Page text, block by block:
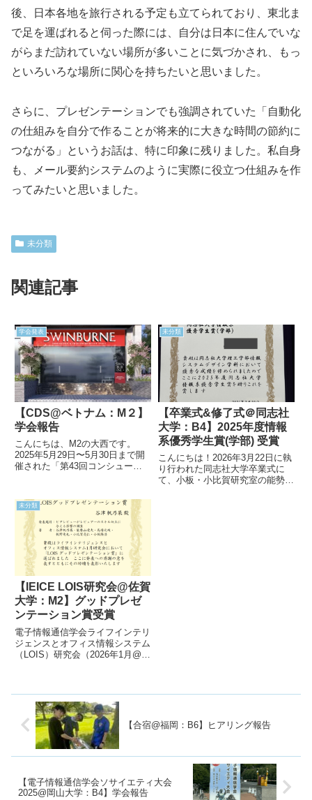
後、日本各地を旅行される予定も立てられており、東北ま
で足を運ばれると伺った際には、自分は日本に住んでいな
がらまだ訪れていない場所が多いことに気づかされ、もっ
といろいろな場所に関心を持ちたいと思いました。
さらに、プレゼンテーションでも強調されていた「自動化
の仕組みを自分で作ることが将来的に大きな時間の節約に
つながる」というお話は、特に印象に残りました。私自身
も、メール要約システムのように実際に役立つ仕組みを作
ってみたいと思いました。
未分類
関連記事
学会発表
【CDS@ベトナム：M２】
学会報告
こんにちは、M2の大西です。
2025年5月29日〜5月30日まで開
催された「第43回コンシュー
ましたので、今回はその学会報告
になります。会場は、ベトナムの
ハノイにある SWI...
未分類
【卒業式&修了式＠同志社
大学：B4】2025年度情報
系優秀学生賞(学部) 受賞
こんにちは！2026年3月22日に執
り行われた同志社大学卒業式に
て、小板・小比賀研究室の能勢
未分類
【IEICE LOIS研究会@佐賀
大学：M2】グッドプレゼ
ンテーション賞受賞
電子情報通信学会ライフインテリ
ジェンスとオフィス情報システム
（LOIS）研究会（2026年1月@佐
響の調査」というレビ...
【合宿@福岡：B6】ヒアリング報告
【電子情報通信学会ソサイエティ大会
2025@岡山大学：B4】学会報告